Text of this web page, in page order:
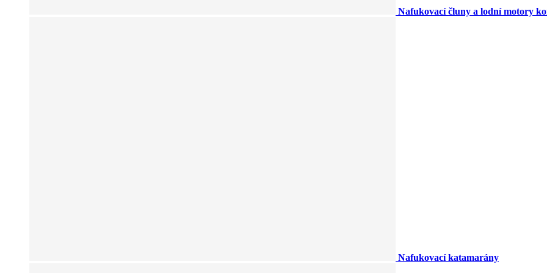
Nafukovací čluny a lodní motory
Nafukovací katamarány